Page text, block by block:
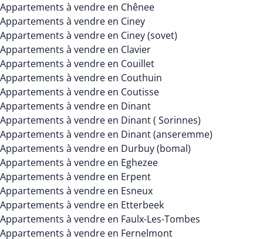
Appartements à vendre en Chênee
Appartements à vendre en Ciney
Appartements à vendre en Ciney (sovet)
Appartements à vendre en Clavier
Appartements à vendre en Couillet
Appartements à vendre en Couthuin
Appartements à vendre en Coutisse
Appartements à vendre en Dinant
Appartements à vendre en Dinant ( Sorinnes)
Appartements à vendre en Dinant (anseremme)
Appartements à vendre en Durbuy (bomal)
Appartements à vendre en Eghezee
Appartements à vendre en Erpent
Appartements à vendre en Esneux
Appartements à vendre en Etterbeek
Appartements à vendre en Faulx-Les-Tombes
Appartements à vendre en Fernelmont